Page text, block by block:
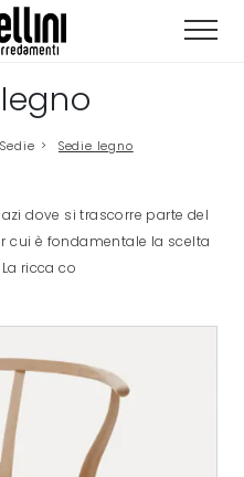
Sedie > Sedie legno
dove si trascorre parte del
cui è fondamentale la scelta
ricca co